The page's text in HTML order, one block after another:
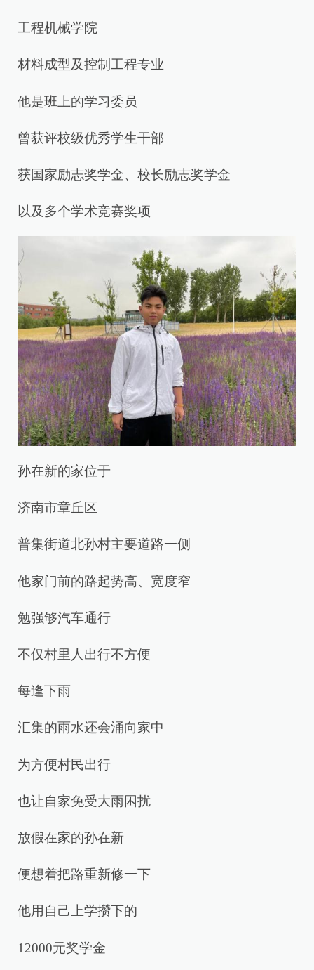
工程机械学院
材料成型及控制工程专业
他是班上的学习委员
曾获评校级优秀学生干部
获国家励志奖学金、校长励志奖学金
以及多个学术竞赛奖项
孙在新的家位于
济南市章丘区
普集街道北孙村主要道路一侧
他家门前的路起势高、宽度窄
勉强够汽车通行
不仅村里人出行不方便
每逢下雨
汇集的雨水还会涌向家中
为方便村民出行
也让自家免受大雨困扰
放假在家的孙在新
便想着把路重新修一下
他用自己上学攒下的
12000元奖学金